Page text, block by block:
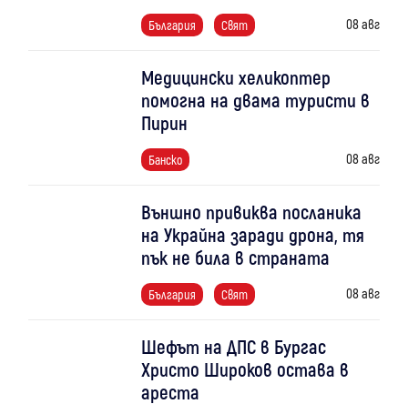
България Свят 08 авг
Медицински хеликоптер
помогна на двама туристи в
Пирин
Банско 08 авг
Външно привиква посланика
на Украйна заради дрона, тя
пък не била в страната
България Свят 08 авг
Шефът на ДПС в Бургас
Христо Широков остава в
ареста